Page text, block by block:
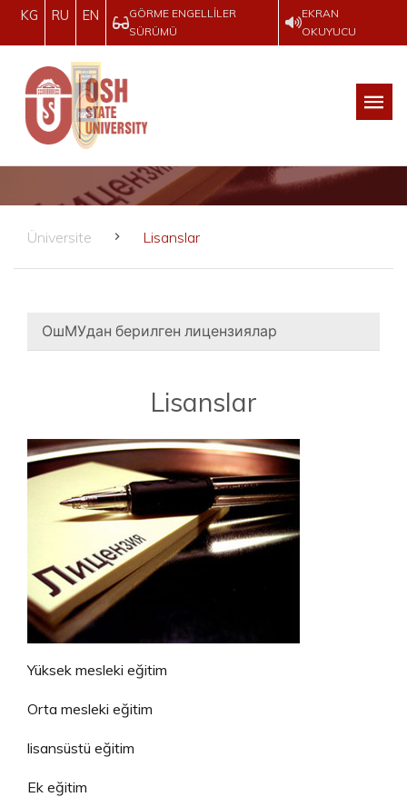
KG RU EN
GÖRME ENGELLILER
SÜRÜMÜ
EKRAN
OKUYUCU
Üniversite Lisanslar
ОшМУдан берилген лицензиялар
Lisanslar
Yüksek mesleki eğitim
Orta mesleki eğitim
lisansüstü eğitim
Ek eğitim